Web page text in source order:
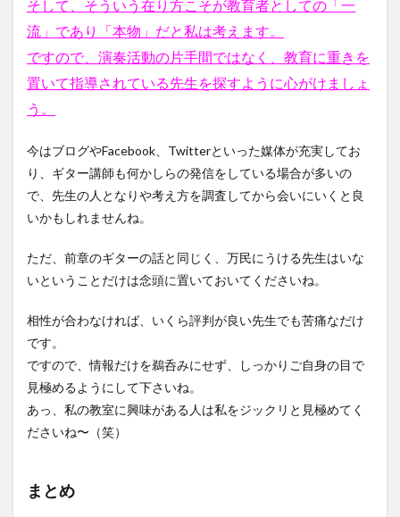
そして、そういう在り方こそが教育者としての「一
流」であり「本物」だと私は考えます。
ですので、演奏活動の片手間ではなく、教育に重きを
置いて指導されている先生を探すように心がけましょ
う。
今はブログやFacebook、Twitterといった媒体が充実してお
り、ギター講師も何かしらの発信をしている場合が多いの
で、先生の人となりや考え方を調査してから会いにいくと良
いかもしれませんね。
ただ、前章のギターの話と同じく、万民にうける先生はいな
いということだけは念頭に置いておいてくださいね。
相性が合わなければ、いくら評判が良い先生でも苦痛なだけ
です。
ですので、情報だけを鵜呑みにせず、しっかりご自身の目で
見極めるようにして下さいね。
あっ、私の教室に興味がある人は私をジックリと見極めてく
ださいね〜（笑）
まとめ